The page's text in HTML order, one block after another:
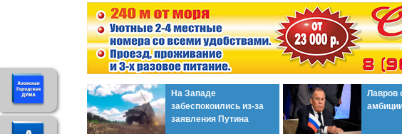
На Западе
забеспокоились из-за
заявления Путина
Лавров